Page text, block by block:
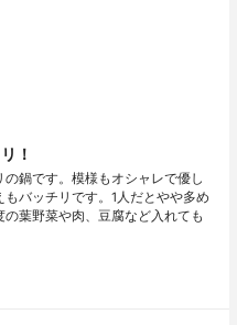
！
鍋です。模様もオシャレで優し
バッチリです。1人だとやや多め
葉野菜や肉、豆腐など入れても